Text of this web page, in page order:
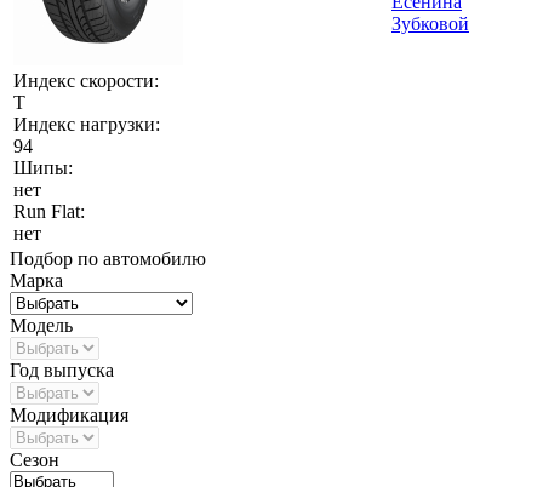
Зубковой
Индекс скорости:
T
Индекс нагрузки:
94
Шипы:
нет
Run Flat:
нет
Подбор по автомобилю
Марка
Модель
Год выпуска
Модификация
Сезон